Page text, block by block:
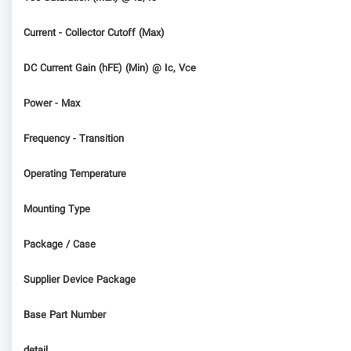
Current - Collector Cutoff (Max)
DC Current Gain (hFE) (Min) @ Ic, Vce
Power - Max
Frequency - Transition
Operating Temperature
Mounting Type
Package / Case
Supplier Device Package
Base Part Number